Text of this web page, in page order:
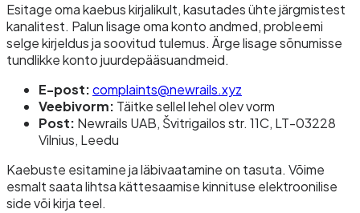
Esitage oma kaebus kirjalikult, kasutades ühte järgmistest
kanalitest. Palun lisage oma konto andmed, probleemi
selge kirjeldus ja soovitud tulemus. Ärge lisage sõnumisse
tundlikke konto juurdepääsuandmeid.
E-post:complaints@newrails.xyz
Veebivorm: Täitke sellel lehel olev vorm
Post: Newrails UAB, Švitrigailos str. 11C, LT-03228
Vilnius, Leedu
Kaebuste esitamine ja läbivaatamine on tasuta. Võime
esmalt saata lihtsa kättesaamise kinnituse elektroonilise
side või kirja teel.